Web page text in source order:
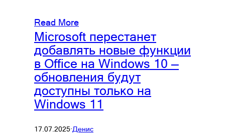
Read More
Microsoft перестанет
добавлять новые функции
в Office на Windows 10 —
обновления будут
доступны только на
Windows 11
17.07.2025·Денис